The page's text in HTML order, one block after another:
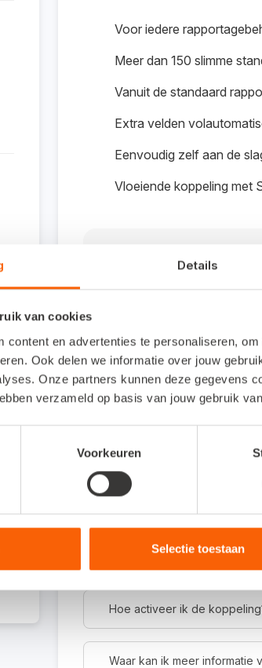
Details
van cookies
content en advertenties te personaliseren,
Ook delen we informatie over jouw
Onze partners kunnen deze gegevens
verzameld op basis van jouw gebruik
Voorkeuren
Selectie toestaan
Voor iedere
Meer dan 150 slimme
Vanuit de standaard
Extra velden
Eenvoudig zelf aan de
Vloeiende koppeling met
Interesse in
Meer lezen
Veelgestelde
Om wat voor type koppeling
Dit is een integratie-
gebruiken voor je online
Hoe activeer ik de
Waar kan ik meer informatie